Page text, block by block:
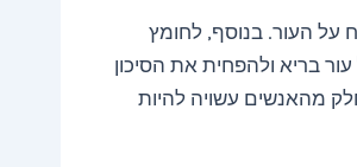
על העור. בנוסף, לחומץ
בריא ולהפחית את הסיכון
מהאנשים עשויה להיות